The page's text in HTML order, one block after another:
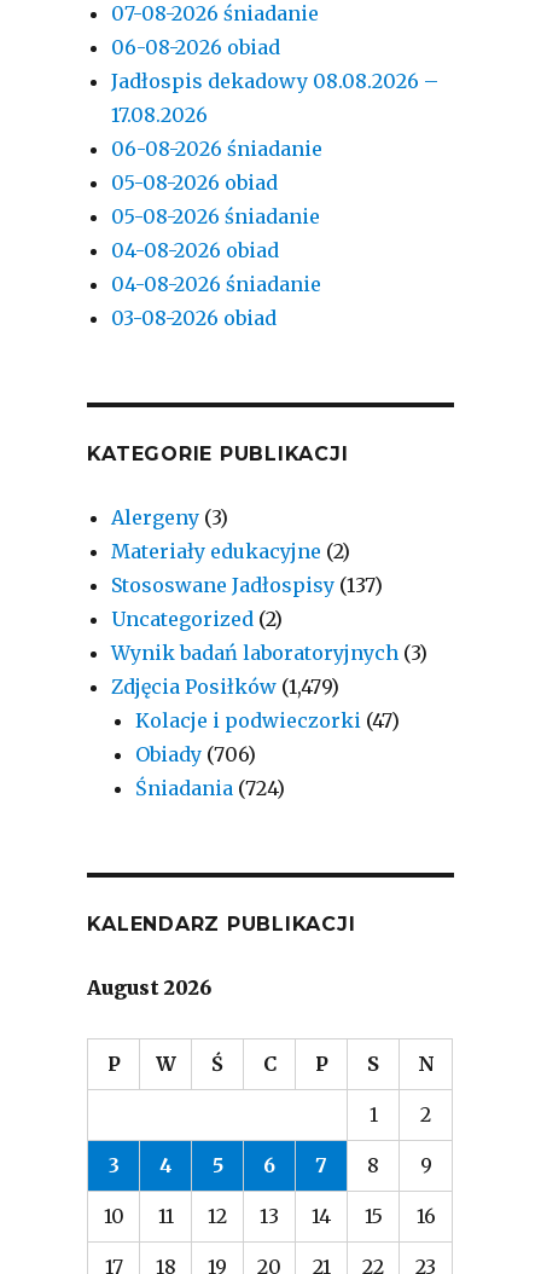
07-08-2026 śniadanie
06-08-2026 obiad
Jadłospis dekadowy 08.08.2026 –
17.08.2026
06-08-2026 śniadanie
05-08-2026 obiad
05-08-2026 śniadanie
04-08-2026 obiad
04-08-2026 śniadanie
03-08-2026 obiad
KATEGORIE PUBLIKACJI
Alergeny (3)
Materiały edukacyjne (2)
Stososwane Jadłospisy (137)
Uncategorized (2)
Wynik badań laboratoryjnych (3)
Zdjęcia Posiłków (1,479)
Kolacje i podwieczorki (47)
Obiady (706)
Śniadania (724)
KALENDARZ PUBLIKACJI
August 2026
P W Ś C P S N
1 2
3 4 5 6 7 8 9
10 11 12 13 14 15 16
17 18 19 20 21 22 23